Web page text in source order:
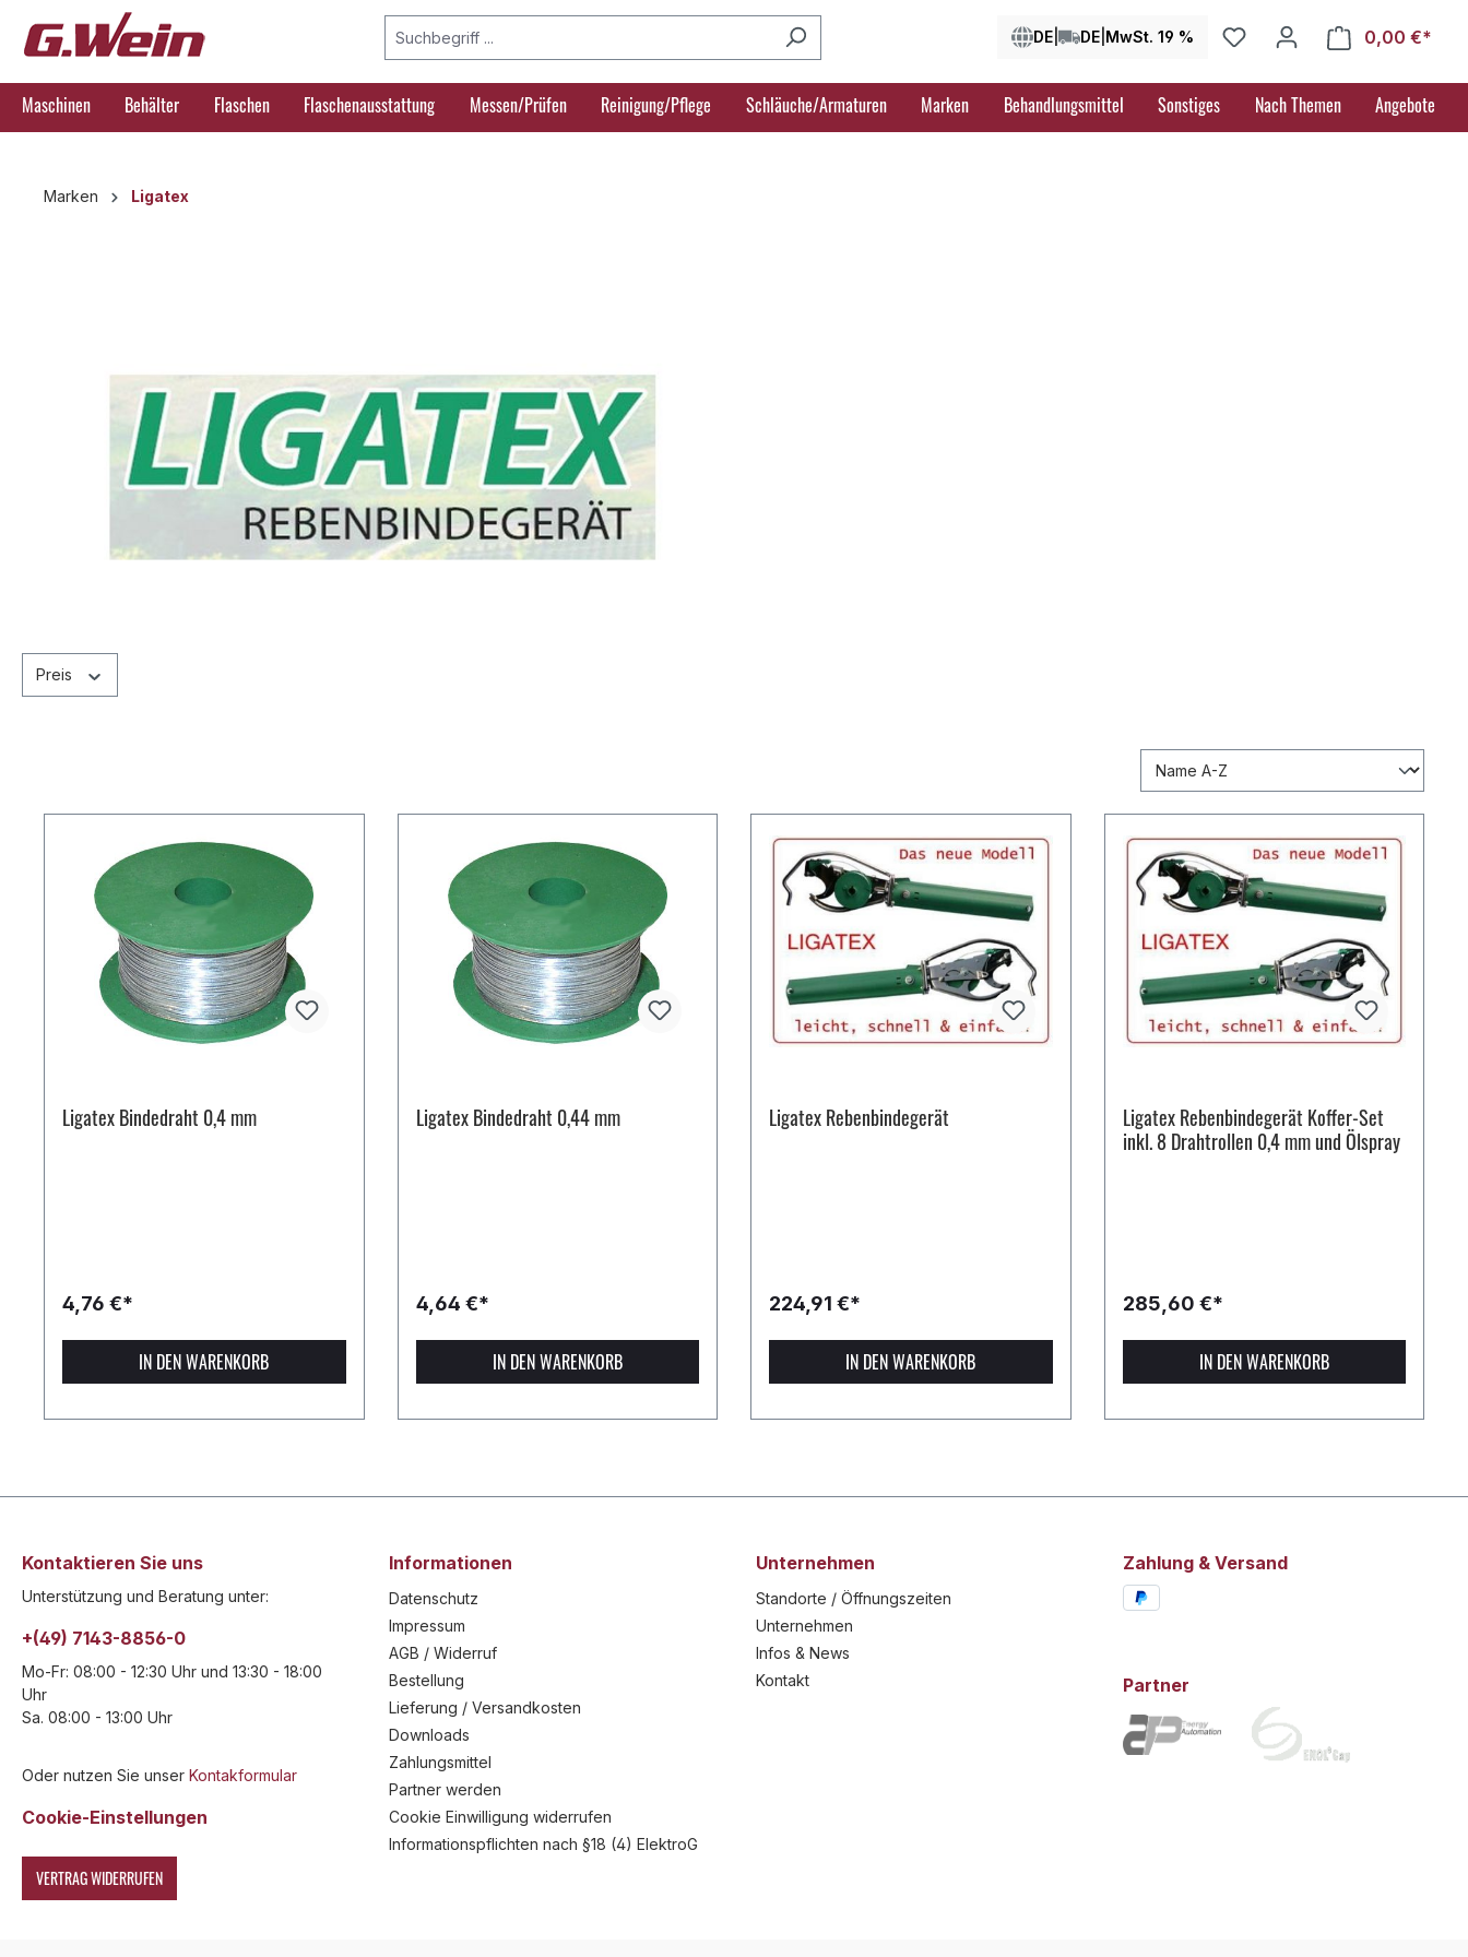
Zur Hauptnavigation springen
DE DE MwSt. 19 % 0,00 €*
Maschinen Behälter Flaschen Flaschenausstattung Messen/Prüfen Reinigung/Pflege Schläuche/Armaturen Marken Behandlungsmittel Sonstiges Nach Themen Angebote
Marken Ligatex
Preis
Ligatex Bindedraht 0,4 mm
4,76 €*
IN DEN WARENKORB
Ligatex Bindedraht 0,44 mm
4,64 €*
IN DEN WARENKORB
Ligatex Rebenbindegerät
224,91 €*
IN DEN WARENKORB
Ligatex Rebenbindegerät Koffer-Set
inkl. 8 Drahtrollen 0,4 mm und Ölspray
285,60 €*
IN DEN WARENKORB
Kontaktieren Sie uns
Unterstützung und Beratung unter:
+(49) 7143-8856-0
Mo-Fr: 08:00 - 12:30 Uhr und 13:30 - 18:00
Uhr
Sa. 08:00 - 13:00 Uhr
Oder nutzen Sie unser Kontakformular
Cookie-Einstellungen
VERTRAG WIDERRUFEN
Informationen
Datenschutz
Impressum
AGB / Widerruf
Bestellung
Lieferung / Versandkosten
Downloads
Zahlungsmittel
Partner werden
Cookie Einwilligung widerrufen
Informationspflichten nach §18 (4) ElektroG
Unternehmen
Standorte / Öffnungszeiten
Unternehmen
Infos & News
Kontakt
Zahlung & Versand
Partner